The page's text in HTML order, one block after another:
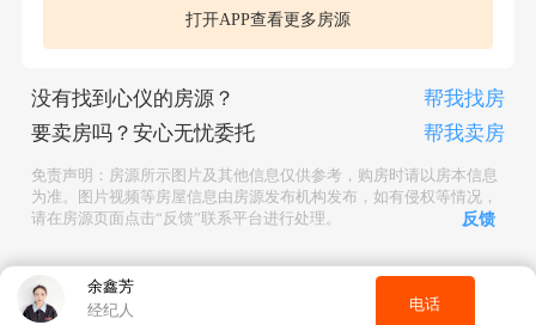
打开APP查看更多房源
没有找到心仪的房源？
帮我找房
要卖房吗？安心无忧委托
帮我卖房
免责声明：房源所示图片及其他信息仅供参考，购房时请以房本信息
为准。图片视频等房屋信息由房源发布机构发布，如有侵权等情况，
请在房源页面点击“反馈”联系平台进行处理。
反馈
余鑫芳
经纪人
电话